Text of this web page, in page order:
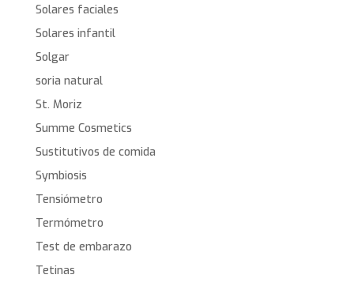
Solares faciales
Solares infantil
Solgar
soria natural
St. Moriz
Summe Cosmetics
Sustitutivos de comida
Symbiosis
Tensiómetro
Termómetro
Test de embarazo
Tetinas